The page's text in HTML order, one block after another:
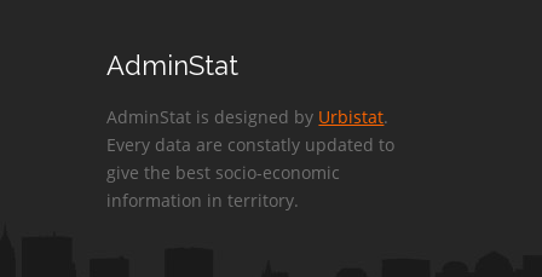
AdminStat
AdminStat is designed by Urbistat.
Every data are constatly updated to
give the best socio-economic
information in territory.